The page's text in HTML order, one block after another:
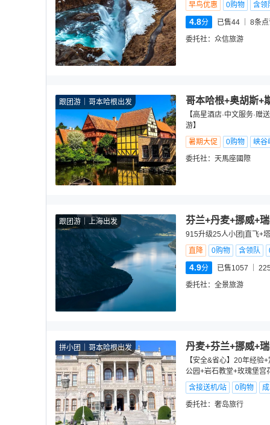
早鸟优惠
0购物 含领
4.8分 已售44 8条
委托社： 众信旅游
跟团游 哥本哈根出发 哥本哈根+奥胡斯+
【高星酒店·中文服务·
游】
暑期大促
0购物
峡谷
委托社： 天馬座國際
跟团游 上海出发 芬兰+丹麦+挪威+
915升级25人小团|直飞+
直降
0购物 含领队
4.9分 已售1057
委托社： 全景旅游
拼小团 哥本哈根出发 丹麦+芬兰+挪威+
【安全&省心】20年经验
公园+岩石教堂+玫瑰堡宫
含接送机/站
0购物
委托社： 奢岛旅行